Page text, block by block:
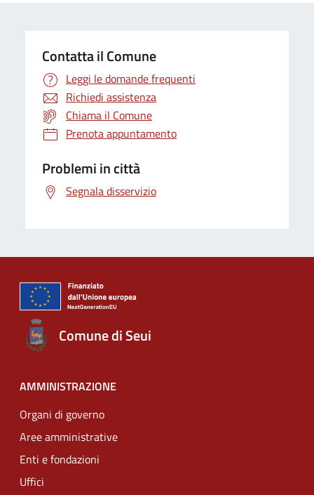
Contatta il Comune
Leggi le domande frequenti
Richiedi assistenza
Chiama il Comune
Prenota appuntamento
Problemi in città
Segnala disservizio
Comune di Seui
AMMINISTRAZIONE
Organi di governo
Aree amministrative
Enti e fondazioni
Uffici